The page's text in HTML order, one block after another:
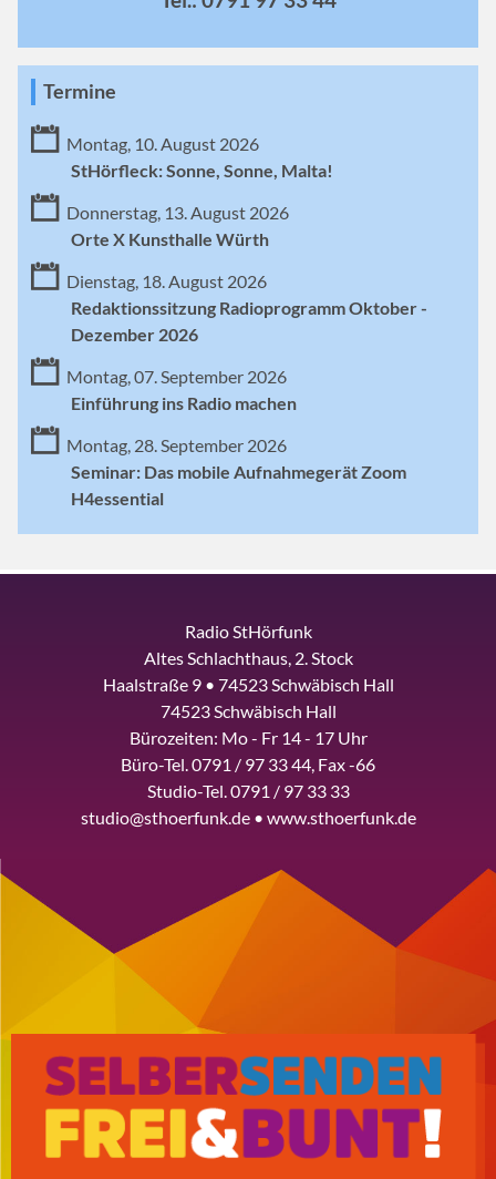
Termine
Montag, 10. August 2026
StHörfleck: Sonne, Sonne, Malta!
Donnerstag, 13. August 2026
Orte X Kunsthalle Würth
Dienstag, 18. August 2026
Redaktionssitzung Radioprogramm Oktober -
Dezember 2026
Montag, 07. September 2026
Einführung ins Radio machen
Montag, 28. September 2026
Seminar: Das mobile Aufnahmegerät Zoom
H4essential
Radio StHörfunk
Altes Schlachthaus, 2. Stock
Haalstraße 9 • 74523 Schwäbisch Hall
74523 Schwäbisch Hall
Bürozeiten: Mo - Fr 14 - 17 Uhr
Büro-Tel. 0791 / 97 33 44, Fax -66
Studio-Tel. 0791 / 97 33 33
studio@sthoerfunk.de • www.sthoerfunk.de